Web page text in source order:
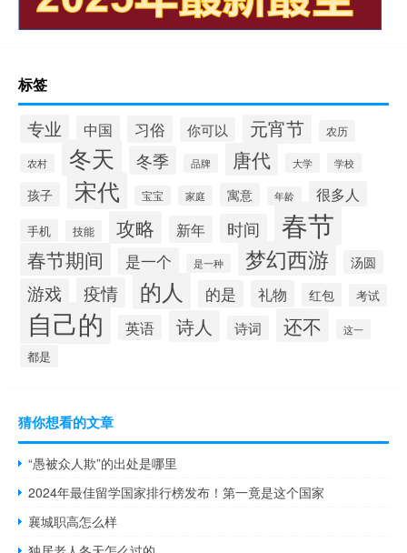
标签
专业 中国 习俗 你可以 元宵节 农历
农村 冬天 冬季 品牌 唐代 大学 学校
孩子 宋代 宝宝 家庭 寓意 年龄 很多人
手机 技能 攻略 新年 时间 春节
春节期间 是一个 是一种 梦幻西游 汤圆
游戏 疫情 的人 的是 礼物 红包 考试
自己的 英语 诗人 诗词 还不 这一
都是
猜你想看的文章
“愚被众人欺”的出处是哪里
2024年最佳留学国家排行榜发布！第一竟是这个国家
襄城职高怎么样